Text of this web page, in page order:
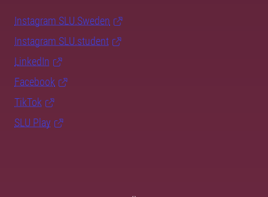
Instagram SLU.Sweden
Instagram SLU.student
LinkedIn
Facebook
TikTok
SLU Play